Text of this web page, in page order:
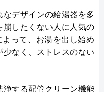
デザインの給湯器を多
崩したくない人に人気の
って、お湯を出し始め
なく、ストレスのない
浄する配管クリーン機能